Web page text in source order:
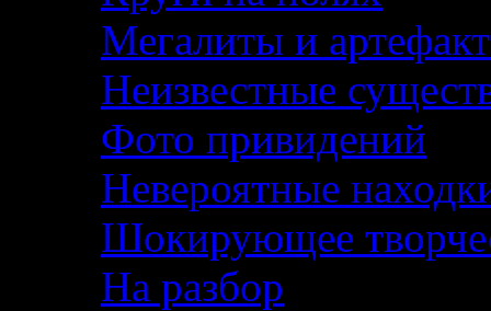
Мегалиты и
Неизвестные
Фото привидений
Невероятные
Шокирующее
На разбор